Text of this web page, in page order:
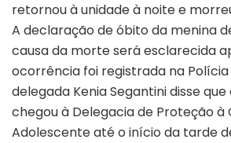
retornou à unidade à noite e
A declaração de óbito da menina
causa da morte será esclarecida
ocorrência foi registrada na Polícia
delegada Kenia Segantini disse
chegou à Delegacia de Proteção à
Adolescente até o início da tarde